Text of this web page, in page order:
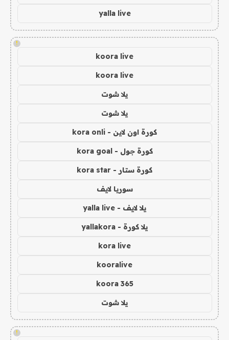
yalla live
!
koora live
koora live
يلا شوت
يلا شوت
كورة اون لاين - kora onli
كورة جول - kora goal
كورة ستار - kora star
سوريا لايف
يلا لايف - yalla live
يلا كورة - yallakora
kora live
kooralive
koora 365
يلا شوت
!